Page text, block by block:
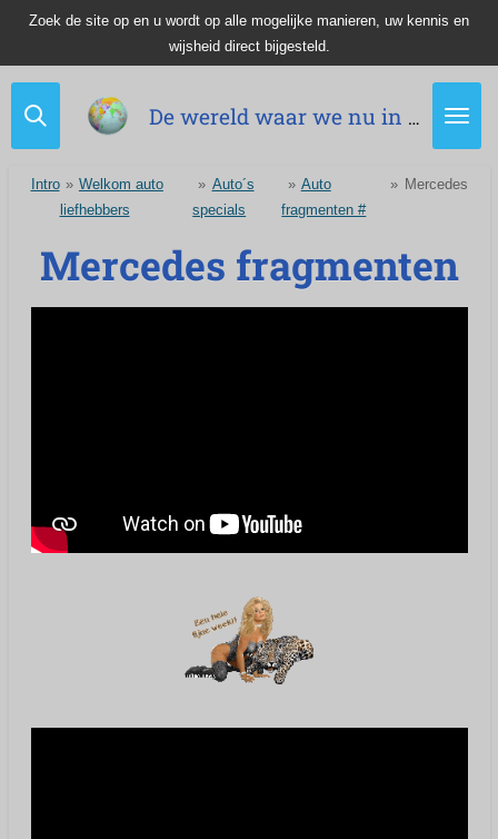
hoofdinhoud
De wereld waar we nu in leven.
Zoek de site op en u wordt op alle mogelijke manieren, uw kennis en
wijsheid direct bijgesteld.
Intro » Welkom auto
liefhebbers
» Auto´s
specials
» Auto
fragmenten #
» Mercedes
Mercedes fragmenten